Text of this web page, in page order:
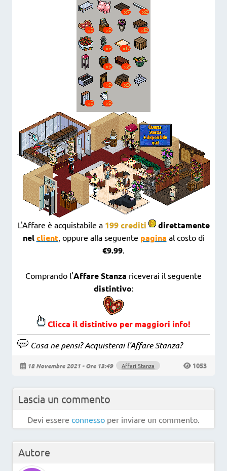
L'Affare è acquistabile a 199 crediti
direttamente
nelclient, oppure alla seguente pagina al costo di
€9.99.
Comprando l'Affare Stanza riceverai il seguente
distintivo:
Clicca il distintivo per maggiori info!
Cosa ne pensi? Acquisterai l'Affare Stanza?
18 Novembre 2021 - Ore 13:49 Affari Stanza 1053
Lascia un commento
Devi essere connesso per inviare un commento.
Autore